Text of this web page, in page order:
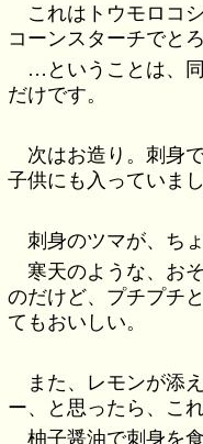
これはトウモロコ
コーンスターチでと
…ということは、
だけです。
次はお造り。刺身
子供にも入っていまし
刺身のツマが、ち
寒天のような、お
のだけど、プチプチ
てもおいしい。
また、レモンが添
ー、と思ったら、こ
柚子醤油で刺身を